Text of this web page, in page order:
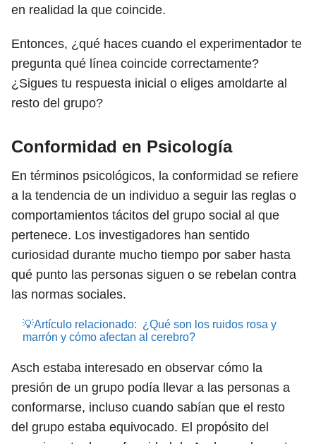
en realidad la que coincide.
Entonces, ¿qué haces cuando el experimentador te
pregunta qué línea coincide correctamente?
¿Sigues tu respuesta inicial o eliges amoldarte al
resto del grupo?
Conformidad en Psicología
En términos psicológicos, la conformidad se refiere
a la tendencia de un individuo a seguir las reglas o
comportamientos tácitos del grupo social al que
pertenece. Los investigadores han sentido
curiosidad durante mucho tiempo por saber hasta
qué punto las personas siguen o se rebelan contra
las normas sociales.
💡Artículo relacionado: ¿Qué son los ruidos rosa y
marrón y cómo afectan al cerebro?
Asch estaba interesado en observar cómo la
presión de un grupo podía llevar a las personas a
conformarse, incluso cuando sabían que el resto
del grupo estaba equivocado. El propósito del